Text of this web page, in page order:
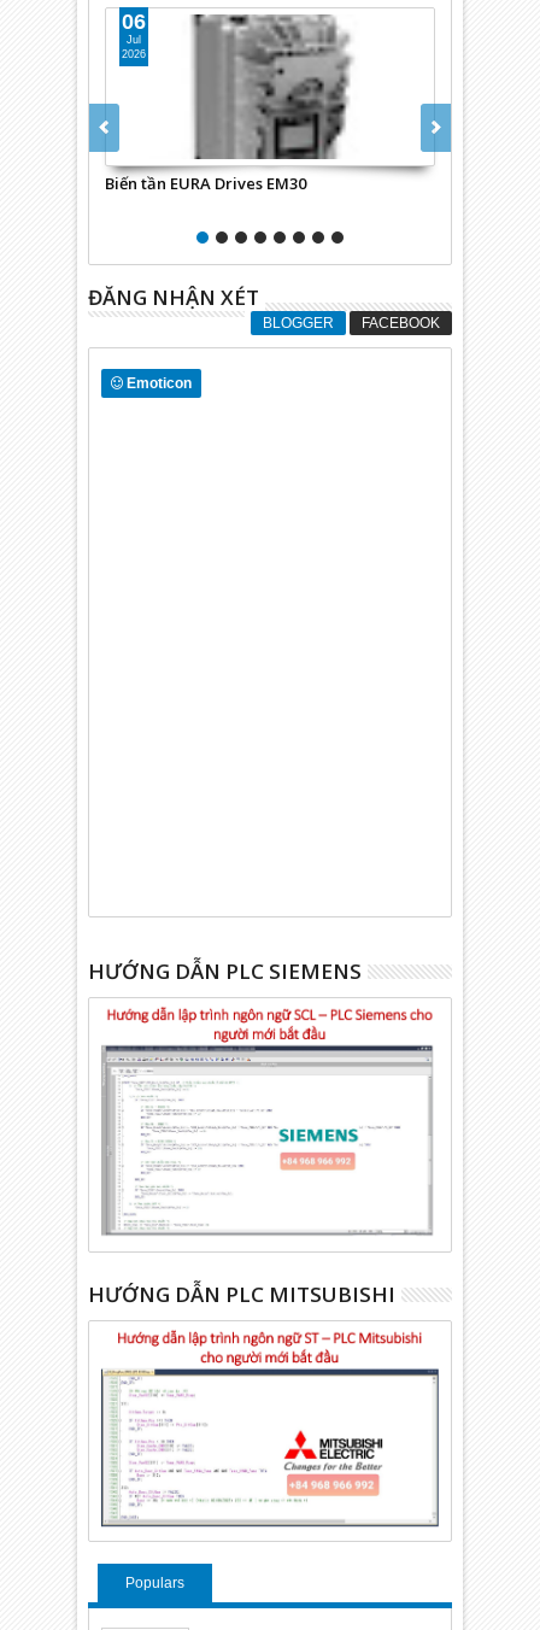
Biến tần EURA Drives EM30
06
Jul
2026
ĐĂNG NHẬN XÉT
BLOGGER FACEBOOK
Emoticon
HƯỚNG DẪN PLC SIEMENS
HƯỚNG DẪN PLC MITSUBISHI
Populars